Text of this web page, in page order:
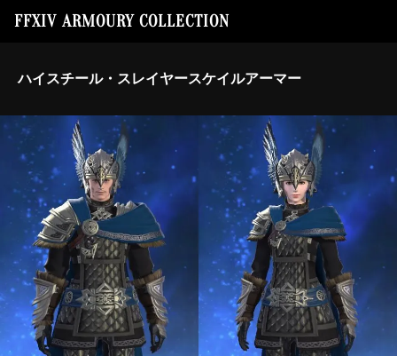
FFXIV ARMOURY COLLECTION
ハイスチール・スレイヤースケイルアーマー